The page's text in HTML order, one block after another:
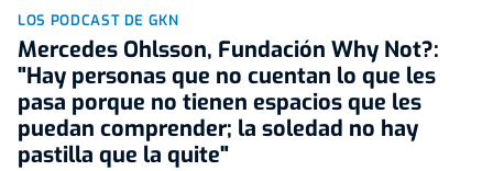
LOS PODCAST DE GKN
Mercedes Ohlsson, Fundación Why Not?:
"Hay personas que no cuentan lo que les
pasa porque no tienen espacios que les
puedan comprender; la soledad no hay
pastilla que la quite"